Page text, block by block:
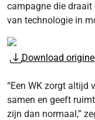
campagne die draait
van technologie in
Download
“Een WK zorgt altijd
samen en geeft
zijn dan normaal,”